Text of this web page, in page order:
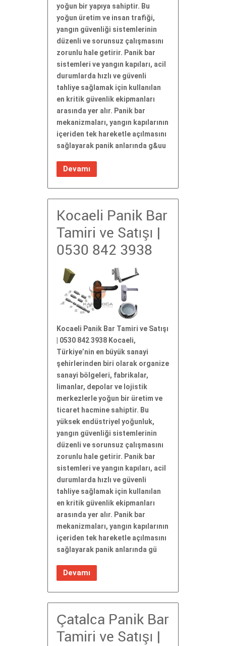
yoğun bir yapıya sahiptir. Bu
yoğun üretim ve insan trafiği,
yangın güvenliği sistemlerinin
düzenli ve sorunsuz çalışmasını
zorunlu hale getirir. Panik bar
sistemleri ve yangın kapıları, acil
durumlarda hızlı ve güvenli
tahliye sağlamak için kullanılan
en kritik güvenlik ekipmanları
arasında yer alır. Panik bar
mekanizmaları, yangın kapılarının
içeriden tek hareketle açılmasını
sağlayarak panik anlarında g&uu
Devamı
Kocaeli Panik Bar
Tamiri ve Satışı |
0530 842 3938
Kocaeli Panik Bar Tamiri ve Satışı
| 0530 842 3938 Kocaeli,
Türkiye’nin en büyük sanayi
şehirlerinden biri olarak organize
sanayi bölgeleri, fabrikalar,
limanlar, depolar ve lojistik
merkezlerle yoğun bir üretim ve
ticaret hacmine sahiptir. Bu
yüksek endüstriyel yoğunluk,
yangın güvenliği sistemlerinin
düzenli ve sorunsuz çalışmasını
zorunlu hale getirir. Panik bar
sistemleri ve yangın kapıları, acil
durumlarda hızlı ve güvenli
tahliye sağlamak için kullanılan
en kritik güvenlik ekipmanları
arasında yer alır. Panik bar
mekanizmaları, yangın kapılarının
içeriden tek hareketle açılmasını
sağlayarak panik anlarında gü
Devamı
Çatalca Panik Bar
Tamiri ve Satışı |